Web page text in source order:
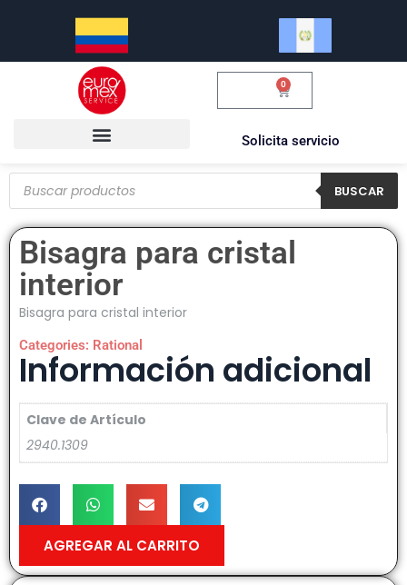
0
Solicita servicio
BUSCAR
Bisagra para cristal
interior
Bisagra para cristal interior
Categories: Rational
Información adicional
Clave de Artículo
2940.1309
AGREGAR AL CARRITO